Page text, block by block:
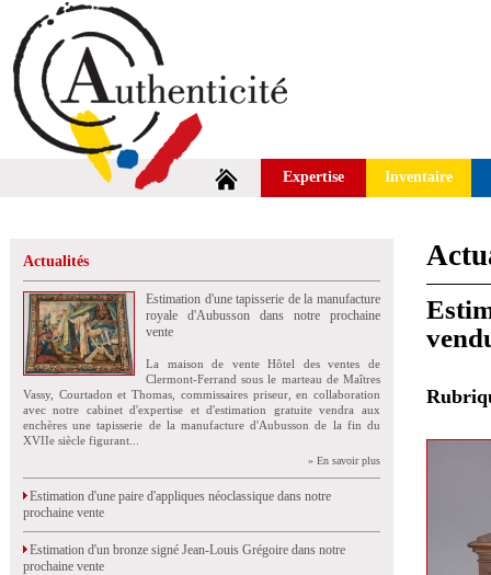
Expertise Inventaire
Actualités
Estimation d'une tapisserie de la manufacture
royale d'Aubusson dans notre prochaine
vente
La maison de vente Hôtel des ventes de
Clermont-Ferrand sous le marteau de Maîtres
Vassy, Courtadon et Thomas, commissaires priseur, en collaboration
avec notre cabinet d'expertise et d'estimation gratuite vendra aux
enchères une tapisserie de la manufacture d'Aubusson de la fin du
XVIIe siècle figurant...
» En savoir plus
Estimation d'une paire d'appliques néoclassique dans notre
prochaine vente
Estimation d'un bronze signé Jean-Louis Grégoire dans notre
prochaine vente